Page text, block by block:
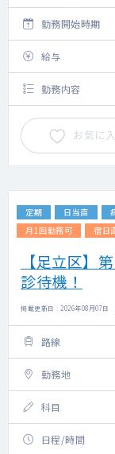
勤務開始時期
給与
勤務内容
お気に
定期 日当直
月1回勤務可
宿日
【足立区】
診待機！
掲載更新日 : 2026年08月07日
路線
勤務地
科目
日程/時間